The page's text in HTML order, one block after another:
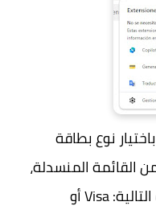
نوع بطاقة
القائمة المنسدلة،
ويمكنك الاختيار من بين الخيارات التالية: Visa أو